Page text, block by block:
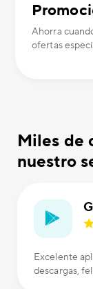
Ahorra
ofertas
Miles de
nuestro
Excelente
descargas,